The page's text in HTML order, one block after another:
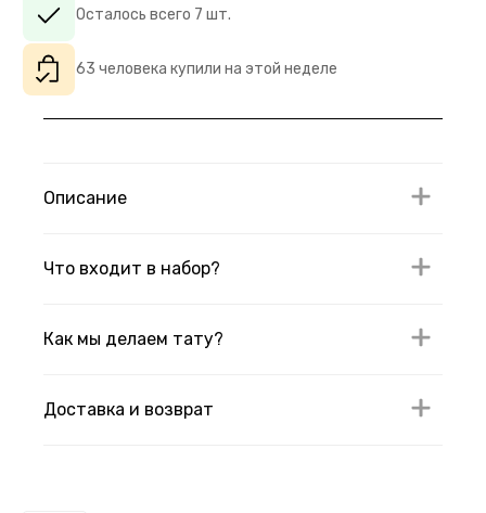
Осталось всего 7 шт.
63 человека купили на этой неделе
Описание
Что входит в набор?
Как мы делаем тату?
Доставка и возврат